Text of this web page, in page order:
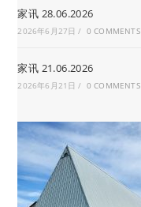
家讯 28.06.2026
2026年6月27日 / 0 COMMENTS
家讯 21.06.2026
2026年6月21日 / 0 COMMENTS